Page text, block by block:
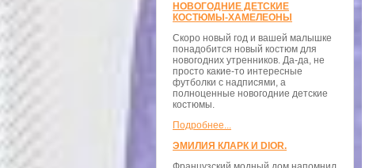
НОВОГОДНИЕ ДЕТСКИЕ
КОСТЮМЫ-ХАМЕЛЕОНЫ
Скоро новый год и вашей малышке
понадобится новый костюм для
новогодних утренников. Да-да, не
просто какие-то интересные
футболки с надписями, а
полноценные новогодние детские
костюмы.
Подробнее...
ЭМИЛИЯ КЛАРК И DIOR.